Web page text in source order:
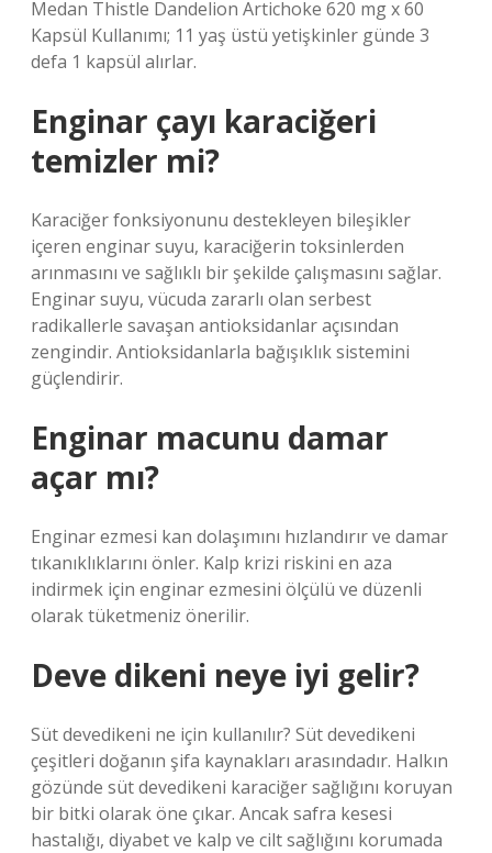
Medan Thistle Dandelion Artichoke 620 mg x 60
Kapsül Kullanımı; 11 yaş üstü yetişkinler günde 3
defa 1 kapsül alırlar.
Enginar çayı karaciğeri
temizler mi?
Karaciğer fonksiyonunu destekleyen bileşikler
içeren enginar suyu, karaciğerin toksinlerden
arınmasını ve sağlıklı bir şekilde çalışmasını sağlar.
Enginar suyu, vücuda zararlı olan serbest
radikallerle savaşan antioksidanlar açısından
zengindir. Antioksidanlarla bağışıklık sistemini
güçlendirir.
Enginar macunu damar
açar mı?
Enginar ezmesi kan dolaşımını hızlandırır ve damar
tıkanıklıklarını önler. Kalp krizi riskini en aza
indirmek için enginar ezmesini ölçülü ve düzenli
olarak tüketmeniz önerilir.
Deve dikeni neye iyi gelir?
Süt devedikeni ne için kullanılır? Süt devedikeni
çeşitleri doğanın şifa kaynakları arasındadır. Halkın
gözünde süt devedikeni karaciğer sağlığını koruyan
bir bitki olarak öne çıkar. Ancak safra kesesi
hastalığı, diyabet ve kalp ve cilt sağlığını korumada